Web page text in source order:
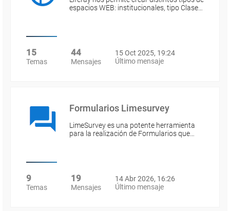
espacios WEB: institucionales, tipo Clase…
15
Temas
44
Mensajes
15 Oct 2025, 19:24
Último mensaje
Formularios Limesurvey
LimeSurvey es una potente herramienta
para la realización de Formularios que…
9
Temas
19
Mensajes
14 Abr 2026, 16:26
Último mensaje